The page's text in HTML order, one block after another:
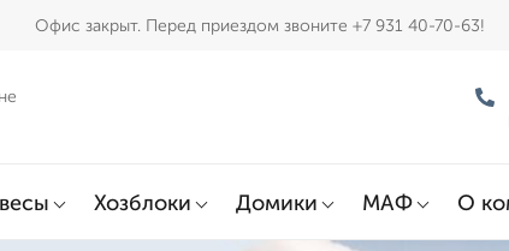
Офис закрыт. Перед приездом звоните +7 931 40-70-63!
Хозблоки Домики МАФ О